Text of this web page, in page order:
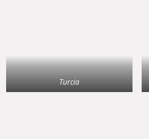
Turcia